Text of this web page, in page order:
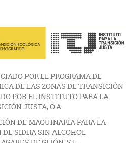
POR EL PROGRAMA DE
DE LAS ZONAS DE TRANSICIÓN
POR EL INSTITUTO PARA LA
JUSTA, O.A.
DE MAQUINARIA PARA LA
DE SIDRA SIN ALCOHOL